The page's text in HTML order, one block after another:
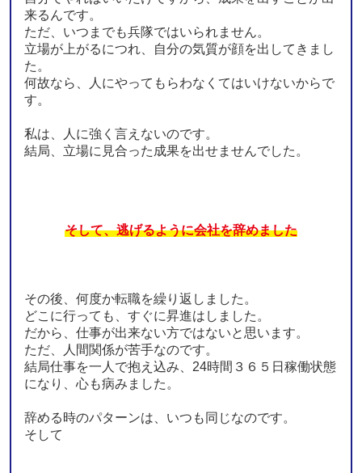
来るんです。
ただ、いつまでも兵隊ではいられません。
立場が上がるにつれ、自分の気質が顔を出してきまし
た。
何故なら、人にやってもらわなくてはいけないからで
す。
私は、人に強く言えないのです。
結局、立場に見合った成果を出せませんでした。
そして、逃げるように会社を辞めました
その後、何度か転職を繰り返しました。
どこに行っても、すぐに昇進はしました。
だから、仕事が出来ない方ではないと思います。
ただ、人間関係が苦手なのです。
結局仕事を一人で抱え込み、24時間３６５日稼働状態
になり、心も病みました。
辞める時のパターンは、いつも同じなのです。
そして